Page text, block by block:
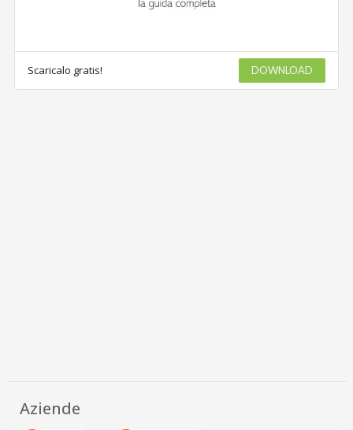
Scaricalo gratis! DOWNLOAD
Aziende